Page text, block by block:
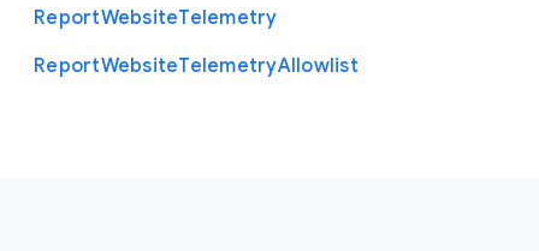
ReportWebsiteTelemetry
ReportWebsiteTelemetryAllowlist